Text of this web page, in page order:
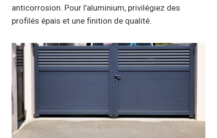
anticorrosion. Pour l’aluminium, privilégiez des
profilés épais et une finition de qualité.